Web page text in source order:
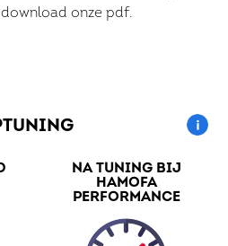
onze pdf.
NA TUNING BIJ
HAMOFA
PERFORMANCE